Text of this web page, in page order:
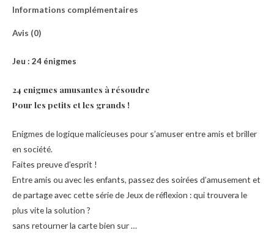
Informations complémentaires
Avis (0)
Jeu : 24 énigmes
24 enigmes amusantes à résoudre
Pour les petits et les grands !
Enigmes de logique malicieuses pour s’amuser entre amis et briller
en société.
Faites preuve d’esprit !
Entre amis ou avec les enfants, passez des soirées d’amusement et
de partage avec cette série de Jeux de réflexion : qui trouvera le
plus vite la solution ?
sans retourner la carte bien sur …